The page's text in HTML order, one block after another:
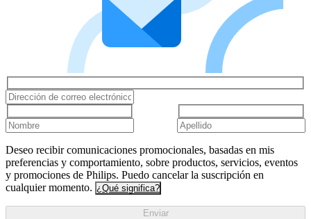
Deseo recibir comunicaciones promocionales, basadas en mis
preferencias y comportamiento, sobre productos, servicios, eventos
y promociones de Philips. Puedo cancelar la suscripción en
cualquier momento. ¿Qué significa?
Enviar